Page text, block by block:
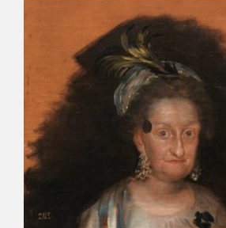
PREMIO ARAGÓN GOYA
EDICIONES
PUBLICACIONES